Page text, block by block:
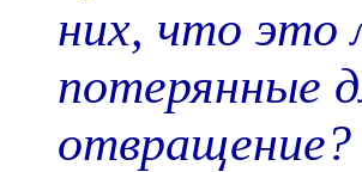
них, что это
потерянные
отвращение?